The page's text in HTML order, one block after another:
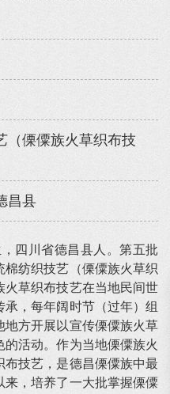
（傈僳族火草织布技
昌县
四川省德昌县人。第五批
棉纺织技艺（傈僳族火草织
草织布技艺在当地民间世
，每年阔时节（过年）组
方开展以宣传傈僳族火草
活动。作为当地傈僳族火
技艺，是德昌傈僳族中最
，培养了一大批掌握傈僳